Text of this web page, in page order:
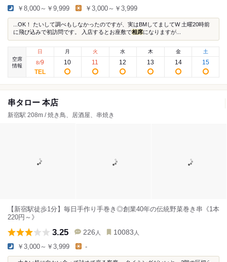
￥8,000～￥9,999 ￥3,000～￥3,999
...OK！ たいして調べもしなかったのですが、実はBMしてましてW 土曜20時前
に飛び込みで初訪問です。 入店するとお座敷で相席になりますが...
空席
情報
日
8/9
月
10
火
11
水
12
木
13
金
14
土
15
串タロー 本店
新宿駅 208m / 焼き鳥、居酒屋、串焼き
【新宿駅徒歩1分】毎日手作り手巻き◎創業40年の伝統野菜巻き串《1本
220円～》
3.25 226 人 10083 人
￥3,000～￥3,999 -